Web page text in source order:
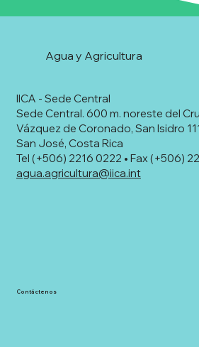
IICA - Sede Central
Sede Central. 600 m. noreste del
Vázquez de Coronado, San Isidro
San José, Costa Rica
Tel (+506) 2216 0222 • Fax (+506)
agua.agricultura@iica.int
Agua y Agricultura
Contáctenos